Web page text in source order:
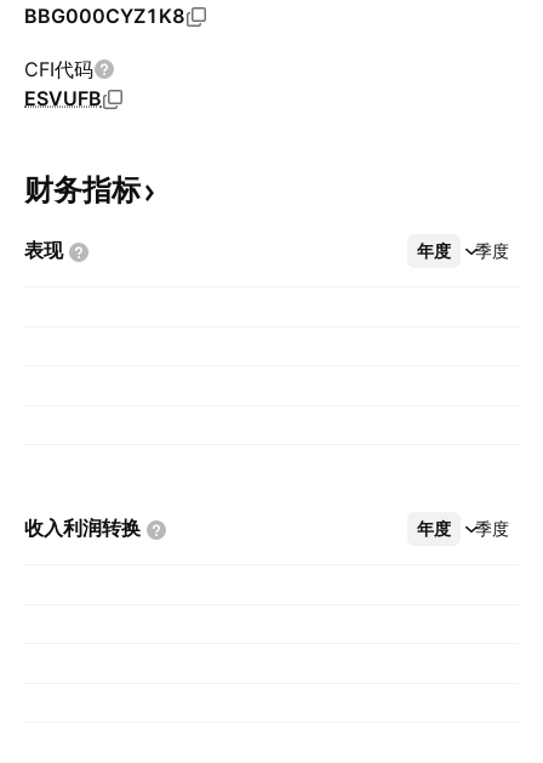
BBG000CYZ1K8
CFI代码
ESVUFB
财务指标
表现 年度 季度
更多
收入利润转换 年度 季度
更多